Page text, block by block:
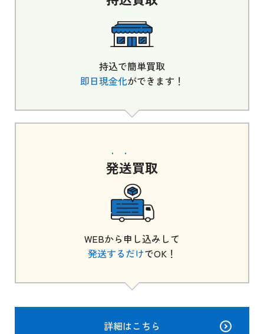
持込で簡単買取
即日現金化ができます！
発送買取
WEBから申し込みして
発送するだけでOK！
詳細はこちら